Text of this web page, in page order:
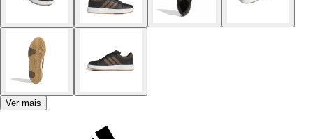
Ver mais